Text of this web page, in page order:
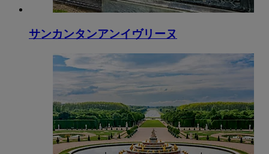
サンカンタンアンイヴリーヌ